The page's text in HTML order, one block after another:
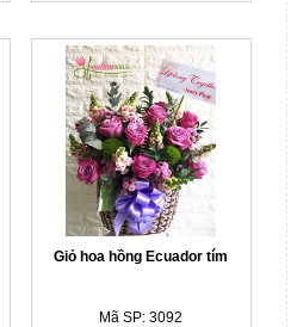
Giỏ hoa hồng Ecuador tím
Mã SP: 3092